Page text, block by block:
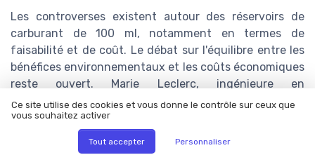
Les controverses existent autour des réservoirs de
carburant de 100 ml, notamment en termes de
faisabilité et de coût. Le débat sur l'équilibre entre les
bénéfices environnementaux et les coûts économiques
reste ouvert. Marie Leclerc, ingénieure en
aéronautique, avertit: «Il est crucial de garantir que
ces innovations ne conduisent pas à une
augmentation disproportionnée des coûts pour les
fabricants». Le défi repose donc sur l'optimisation des
Ce site utilise des cookies et vous donne le contrôle sur ceux que
vous souhaitez activer
Tout accepter Personnaliser